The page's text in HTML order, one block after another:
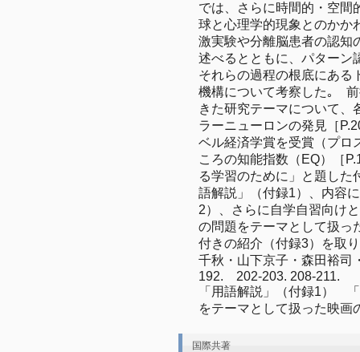
では、さらに時間的・空間
球と心理学的現象とのかか
激実験や分離脳患者の認知
述べるとともに、パターン
それらの過程の根底にある
機構について考察した｡　
きた研究テーマについて、
ラーニューロンの発見［
ベル経済学賞を受賞（プロ
ころの知能指数（EQ）［
る学習のために」と題した
語解説」（付録1）、内容
2）、さらに自学自習向け
の問題をテーマとして扱っ
付きの紹介（付録3）を取
千秋・山下京子・森田裕司
192.　202-203. 208-211.
「用語解説」（付録1）　
をテーマとして扱った映画
国際共著